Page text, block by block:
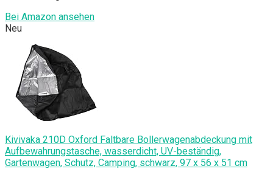
Bei Amazon ansehen
Neu
Kivivaka 210D Oxford Faltbare Bollerwagenabdeckung mit
Aufbewahrungstasche, wasserdicht, UV-beständig,
Gartenwagen, Schutz, Camping, schwarz, 97 x 56 x 51 cm